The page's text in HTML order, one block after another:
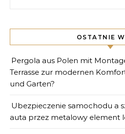
OSTATNIE
Pergola aus Polen mit
Terrasse zur modernen
und Garten?
Ubezpieczenie samochodu a
auta przez metalowy element